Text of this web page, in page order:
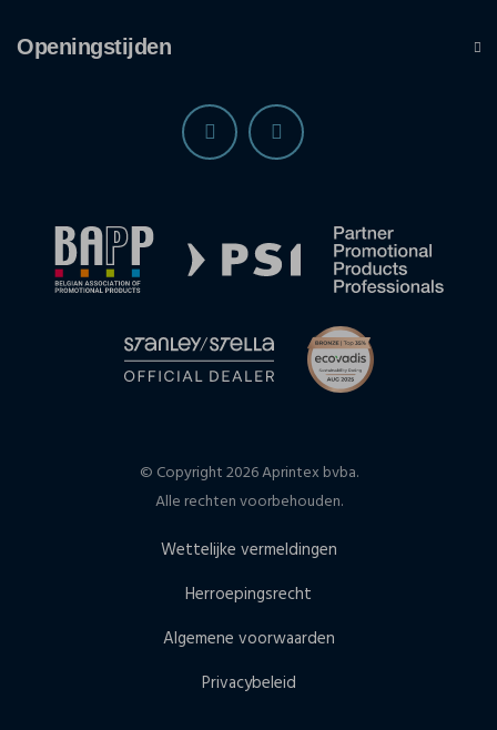
Openingstijden
© Copyright 2026 Aprintex bvba.
Alle rechten voorbehouden.
Wettelijke vermeldingen
Herroepingsrecht
Algemene voorwaarden
Privacybeleid